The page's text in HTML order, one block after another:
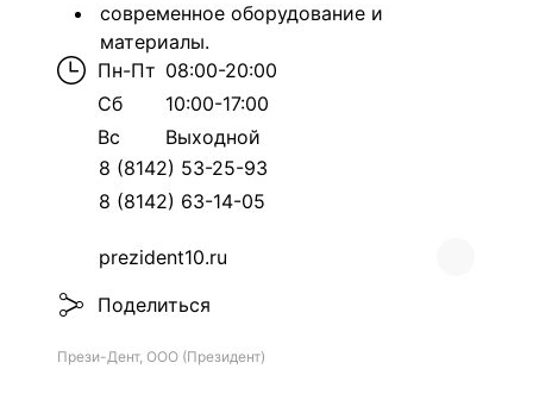
современное оборудование и
материалы.
Пн-Пт 08:00-20:00
Сб
10:00-17:00
Вс
Выходной
8 (8142) 53-25-93
8 (8142) 63-14-05
prezident10.ru
Поделиться
Прези-Дент, ООО (Президент)